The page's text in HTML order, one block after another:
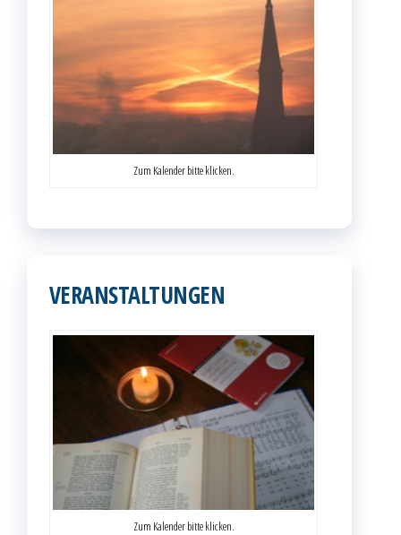
Zum Kalender bitte klicken.
VERANSTALTUNGEN
Zum Kalender bitte klicken.